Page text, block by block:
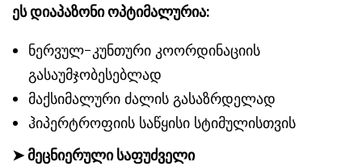
ეს დიაპაზონი ოპტიმალურია:
ნერვულ-კუნთური კოორდინაციის
გასაუმჯობესებლად
მაქსიმალური ძალის გასაზრდელად
ჰიპერტროფიის საწყისი სტიმულისთვის
➤ მეცნიერული საფუძველი